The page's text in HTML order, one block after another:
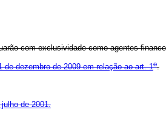
com exclusividade como agentes
de dezembro de 2009 em relação ao art. 1o.
de 2001.